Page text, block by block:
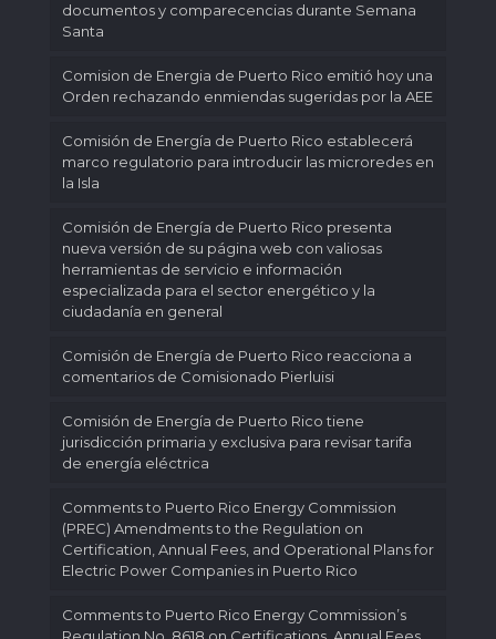
documentos y comparecencias durante Semana
Santa
Comision de Energia de Puerto Rico emitió hoy una
Orden rechazando enmiendas sugeridas por la AEE
Comisión de Energía de Puerto Rico establecerá
marco regulatorio para introducir las microredes en
la Isla
Comisión de Energía de Puerto Rico presenta
nueva versión de su página web con valiosas
herramientas de servicio e información
especializada para el sector energético y la
ciudadanía en general
Comisión de Energía de Puerto Rico reacciona a
comentarios de Comisionado Pierluisi
Comisión de Energía de Puerto Rico tiene
jurisdicción primaria y exclusiva para revisar tarifa
de energía eléctrica
Comments to Puerto Rico Energy Commission
(PREC) Amendments to the Regulation on
Certification, Annual Fees, and Operational Plans for
Electric Power Companies in Puerto Rico
Comments to Puerto Rico Energy Commission’s